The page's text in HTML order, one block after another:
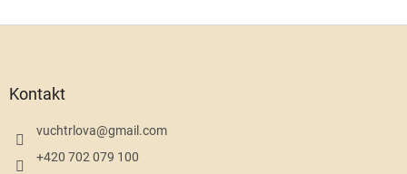
Kontakt
vuchtrlova@gmail.com
+420 702 079 100